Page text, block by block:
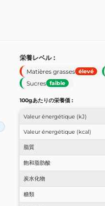
栄養レベル :
Matières grasses élevé
Sucres faible
100gあたりの栄養価 :
Valeur énergétique (kJ)
Valeur énergétique (kcal)
脂質
飽和脂肪酸
炭水化物
糖類